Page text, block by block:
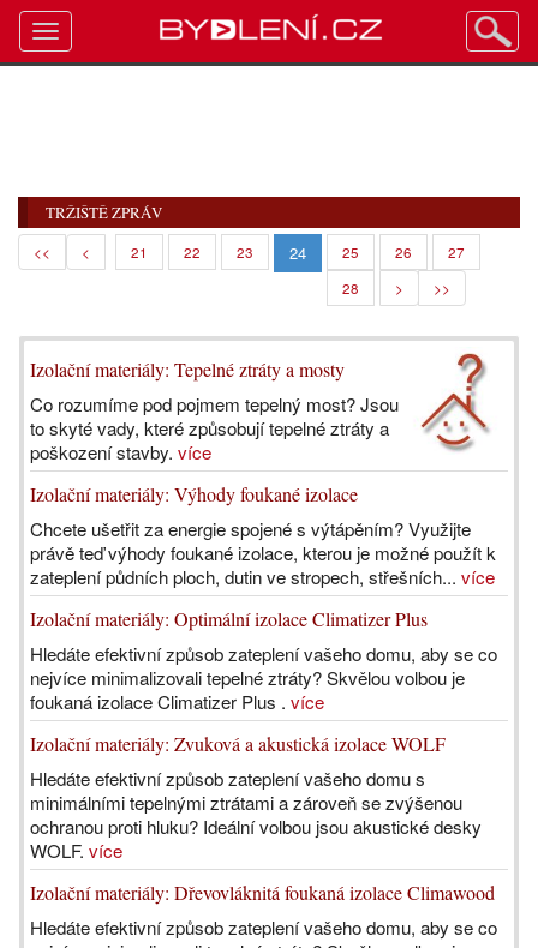
TRŽIŠTĚ ZPRÁV
<< < 21 22 23 24 25 26
27
28
> >>
Izolační materiály: Tepelné ztráty a mosty
Co rozumíme pod pojmem tepelný most? Jsou
to skyté vady, které způsobují tepelné ztráty a
poškození stavby. více
Izolační materiály: Výhody foukané izolace
Chcete ušetřit za energie spojené s výtápěním? Využijte
právě teď výhody foukané izolace, kterou je možné použít k
zateplení půdních ploch, dutin ve stropech, střešních... více
Izolační materiály: Optimální izolace Climatizer Plus
Hledáte efektivní způsob zateplení vašeho domu, aby se co
nejvíce minimalizovali tepelné ztráty? Skvělou volbou je
foukaná izolace Climatizer Plus . více
Izolační materiály: Zvuková a akustická izolace WOLF
Hledáte efektivní způsob zateplení vašeho domu s
minimálními tepelnými ztrátami a zároveň se zvýšenou
ochranou proti hluku? Ideální volbou jsou akustické desky
WOLF. více
Izolační materiály: Dřevovláknitá foukaná izolace ­Climawood
Hledáte efektivní způsob zateplení vašeho domu, aby se co
Toggle
navigation